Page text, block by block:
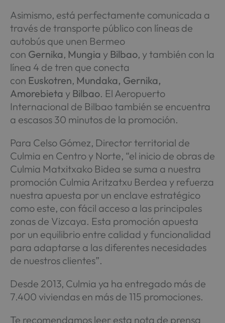
Asimismo, está perfectamente comunicada a
través de transporte público con líneas de
autobús que unen Bermeo
con Gernika, Mungia y Bilbao, y también con la
línea 4 de tren que conecta
con Euskotren, Mundaka, Gernika,
Amorebieta y Bilbao. El Aeropuerto
Internacional de Bilbao también se encuentra
a escasos 30 minutos de la promoción.
Para Celso Gómez, Director territorial de
Culmia en Centro y Norte, “el inicio de obras de
Culmia Matxitxako Bidea se suma a nuestra
promoción Culmia Aritzatxu Berdea y refuerza
nuestra apuesta por un enclave estratégico
como este, con fácil acceso a las principales
zonas de Vizcaya. Esta promoción apuesta
por un equilibrio entre calidad y funcionalidad
para adaptarse a las diferentes necesidades
de nuestros clientes”.
Desde 2013, Culmia ya ha entregado más de
7.400 viviendas en más de 115 promociones.
Te recomendamos leer esta nota de prensa